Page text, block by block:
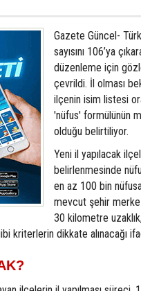
Gazete Güncel-
sayısını 106’ya
düzenleme için
çevrildi. İl olması
ilçenin isim listesi
'nüfus' formülünün
olduğu belirtiliyor.
Yeni il yapılacak
belirlenmesinde
en az 100 bin
mevcut şehir
30 kilometre
kriterlerin dikkate alınacağı